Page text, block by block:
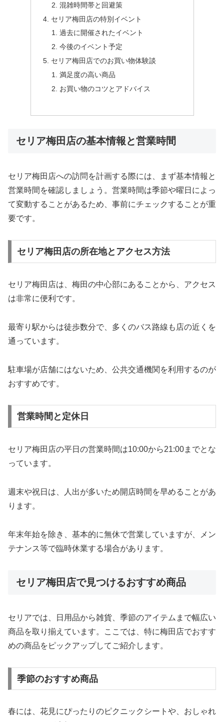
混雑時間帯と回避策
セリア梅田店の特別イベント
過去に開催されたイベント
今後のイベント予定
セリア梅田店でのお買い物体験談
満足度の高い商品
お買い物のコツとアドバイス
セリア梅田店の基本情報と営業時間
セリア梅田店への訪問を計画する際には、まず基本情報と
営業時間を確認しましょう。営業時間は季節や曜日によっ
て変動することがあるため、事前にチェックすることが重
要です。
セリア梅田店の所在地とアクセス方法
セリア梅田店は、梅田の中心部にあることから、アクセス
は非常に便利です。
最寄り駅からは徒歩数分で、多くのバス路線も店の近くを
通っています。
駐車場が店舗にはないため、公共交通機関を利用するのが
おすすめです。
営業時間と定休日
セリア梅田店の平日の営業時間は10:00から21:00までとな
っています。
週末や祝日は、人出が多いため開店時間を早めることがあ
ります。
年末年始を除き、基本的に無休で営業していますが、メン
テナンス等で臨時休業する場合があります。
セリア梅田店で見つけるおすすめ商品
セリアでは、日用品から雑貨、季節のアイテムまで幅広い
商品を取り揃えています。ここでは、特に梅田店でおすす
めの商品をピックアップしてご紹介します。
季節のおすすめ商品
春には、花見にぴったりのピクニックシートや、おしゃれ